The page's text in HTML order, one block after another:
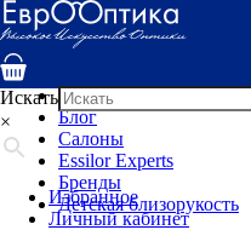
Услуги
Специалисты
Детская оптика
Блог
Салоны
Essilor Experts
Бренды
Детская близорукость
Искать
×
Избранное
Личный кабинет